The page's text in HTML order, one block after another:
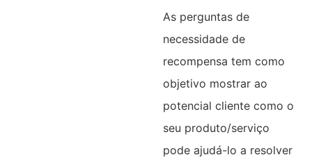
As perguntas de
necessidade de
recompensa tem como
objetivo mostrar ao
potencial cliente como o
seu produto/serviço
pode ajudá-lo a resolver